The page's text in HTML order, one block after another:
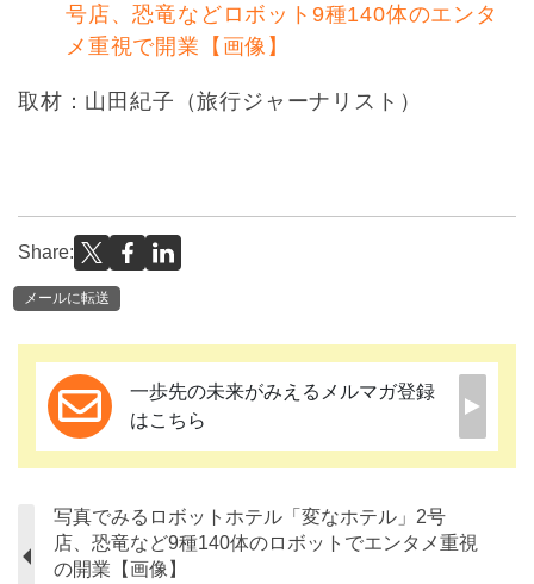
号店、恐竜などロボット9種140体のエンタ
メ重視で開業【画像】
取材：山田紀子（旅行ジャーナリスト）
Share:
メールに転送
一歩先の未来がみえるメルマガ登録
はこちら
写真でみるロボットホテル「変なホテル」2号
店、恐竜など9種140体のロボットでエンタメ重視
の開業【画像】